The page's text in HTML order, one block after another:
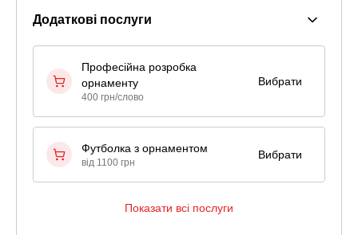
Додаткові послуги
Професійна розробка
орнаменту
400 грн/слово
Вибрати
Футболка з орнаментом
від 1100 грн
Вибрати
Показати всі послуги